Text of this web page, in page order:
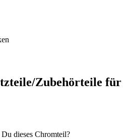
Zubehörteile für
dieses Chromteil?